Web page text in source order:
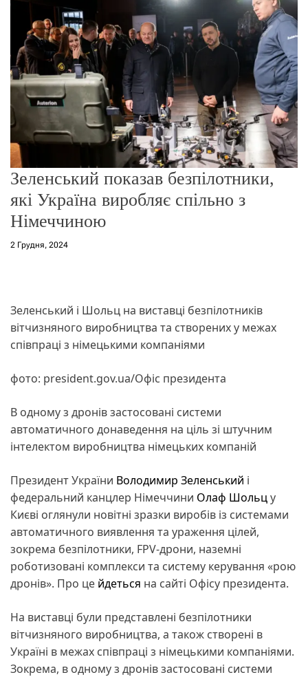
о
р
е
ж
Зеленський показав безпілотники,
які Україна виробляє спільно з
Німеччиною
2 Грудня, 2024
Зеленський і Шольц на виставці безпілотників
вітчизняного виробництва та створених у межах
співпраці з німецькими компаніями
фото: president.gov.ua/Офіс президента
В одному з дронів застосовані системи
автоматичного донаведення на ціль зі штучним
інтелектом виробництва німецьких компаній
Президент України Володимир Зеленський і
федеральний канцлер Німеччини Олаф Шольцу
Києві оглянули новітні зразки виробів із системами
автоматичного виявлення та ураження цілей,
зокрема безпілотники, FPV-дрони, наземні
роботизовані комплекси та систему керування «рою
дронів». Про це йдеться на сайті Офісу президента.
На виставці були представлені безпілотники
вітчизняного виробництва, а також створені в
Україні в межах співпраці з німецькими компаніями.
Зокрема, в одному з дронів застосовані системи